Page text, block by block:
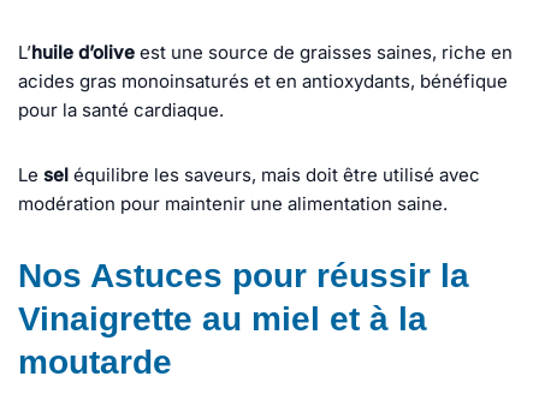
L’huile d’olive est une source de graisses saines, riche en
acides gras monoinsaturés et en antioxydants, bénéfique
pour la santé cardiaque.
Le sel équilibre les saveurs, mais doit être utilisé avec
modération pour maintenir une alimentation saine.
Nos Astuces pour réussir la
Vinaigrette au miel et à la
moutarde